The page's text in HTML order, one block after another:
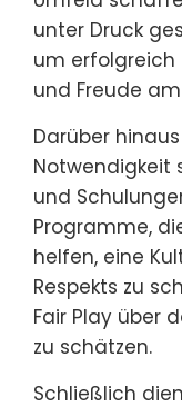
und
Diskussion
Welche
Skandalen
Hochkarätige
Jugendsport
Lektionen
Fair Play. Sie
Auswirkungen